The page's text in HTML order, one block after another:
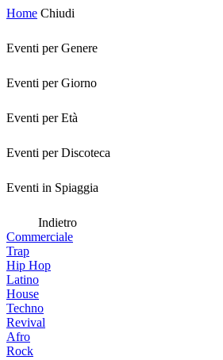
Home Chiudi
Eventi per Genere
Eventi per Giorno
Eventi per Età
Eventi per Discoteca
Eventi in Spiaggia
Indietro
Commerciale
Trap
Hip Hop
Latino
House
Techno
Revival
Afro
Rock